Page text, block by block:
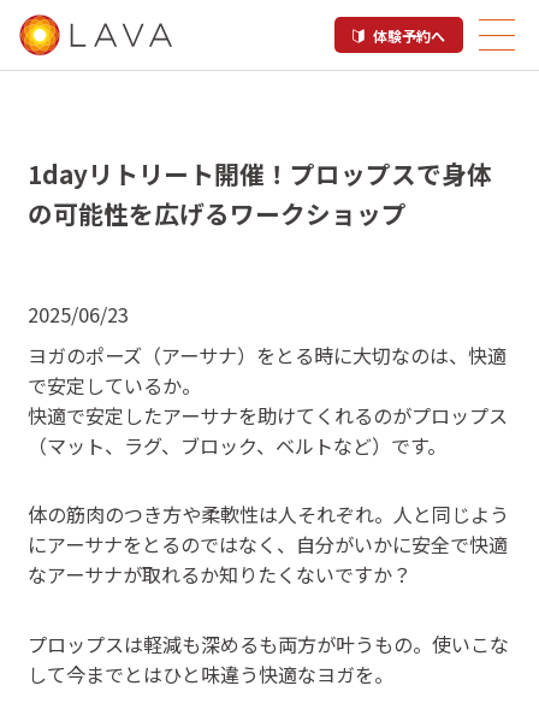
体験予約へ
1dayリトリート開催！プロップスで身体
の可能性を広げるワークショップ
2025/06/23
ヨガのポーズ（アーサナ）をとる時に大切なのは、快適
で安定しているか。
快適で安定したアーサナを助けてくれるのがプロップス
（マット、ラグ、ブロック、ベルトなど）です。
体の筋肉のつき方や柔軟性は人それぞれ。人と同じよう
にアーサナをとるのではなく、自分がいかに安全で快適
なアーサナが取れるか知りたくないですか？
プロップスは軽減も深めるも両方が叶うもの。使いこな
して今までとはひと味違う快適なヨガを。